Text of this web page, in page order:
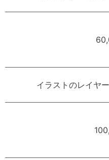
イラストのレイヤ